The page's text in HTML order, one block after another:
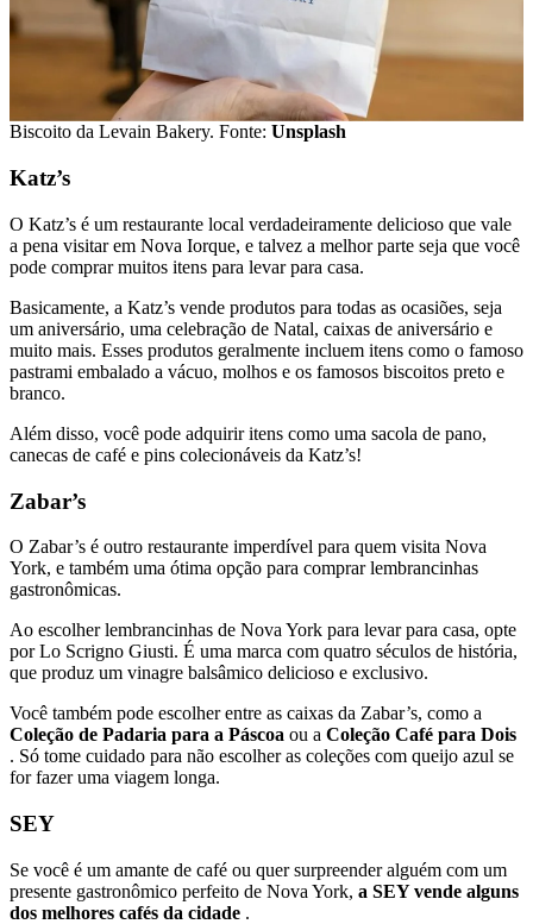
Biscoito da Levain Bakery. Fonte: Unsplash
Katz’s
O Katz’s é um restaurante local verdadeiramente delicioso que vale
a pena visitar em Nova Iorque, e talvez a melhor parte seja que você
pode comprar muitos itens para levar para casa.
Basicamente, a Katz’s vende produtos para todas as ocasiões, seja
um aniversário, uma celebração de Natal, caixas de aniversário e
muito mais. Esses produtos geralmente incluem itens como o famoso
pastrami embalado a vácuo, molhos e os famosos biscoitos preto e
branco.
Além disso, você pode adquirir itens como uma sacola de pano,
canecas de café e pins colecionáveis ​​da Katz’s!
Zabar’s
O Zabar’s é outro restaurante imperdível para quem visita Nova
York, e também uma ótima opção para comprar lembrancinhas
gastronômicas.
Ao escolher lembrancinhas de Nova York para levar para casa, opte
por Lo Scrigno Giusti. É uma marca com quatro séculos de história,
que produz um vinagre balsâmico delicioso e exclusivo.
Você também pode escolher entre as caixas da Zabar’s, como a
Coleção de Padaria para a Páscoa ou a Coleção Café para Dois
. Só tome cuidado para não escolher as coleções com queijo azul se
for fazer uma viagem longa.
SEY
Se você é um amante de café ou quer surpreender alguém com um
presente gastronômico perfeito de Nova York, a SEY vende alguns
dos melhores cafés da cidade .